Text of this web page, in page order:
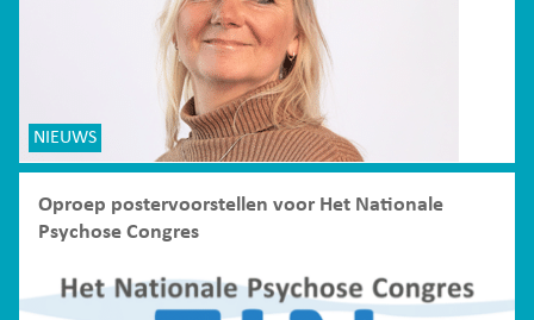
NIEUWS
Oproep postervoorstellen voor Het Nationale
Psychose Congres